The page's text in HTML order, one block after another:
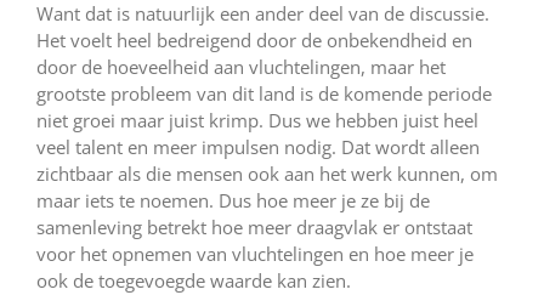
Want dat is natuurlijk een ander deel van de discussie.
Het voelt heel bedreigend door de onbekendheid en
door de hoeveelheid aan vluchtelingen, maar het
grootste probleem van dit land is de komende periode
niet groei maar juist krimp. Dus we hebben juist heel
veel talent en meer impulsen nodig. Dat wordt alleen
zichtbaar als die mensen ook aan het werk kunnen, om
maar iets te noemen. Dus hoe meer je ze bij de
samenleving betrekt hoe meer draagvlak er ontstaat
voor het opnemen van vluchtelingen en hoe meer je
ook de toegevoegde waarde kan zien.